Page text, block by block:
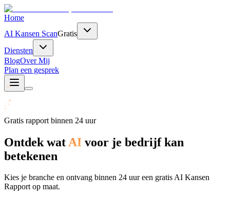
Home
AI Kansen ScanGratis
Diensten
BlogOver Mij
Plan een gesprek
Gratis rapport binnen 24 uur
Ontdek wat AI voor je bedrijf kan
betekenen
Kies je branche en ontvang binnen 24 uur een gratis AI Kansen
Rapport op maat.